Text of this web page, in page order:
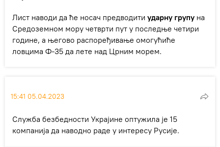
Лист наводи да ће носач предводити ударну групу на
Средоземном мору четврти пут у последње четири
године, а његово распоређивање омогућиће
ловцима Ф-35 да лете над Црним морем.
15:41 05.04.2023
Служба безбедности Украјине оптужила је 15
компанија да наводно раде у интересу Русије.